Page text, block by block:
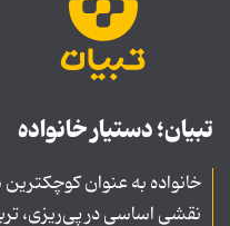
تبیان؛ دستیار خانواده
خانواده به عنوان
نقشی اساسی در پی‌ریزی،